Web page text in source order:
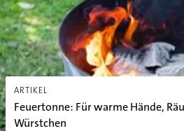
ARTIKEL
Feuertonne: Für warme Hände,
Würstchen